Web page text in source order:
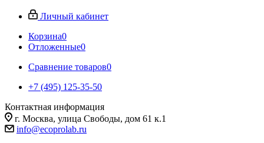
Личный кабинет
Корзина0
Отложенные0
Сравнение товаров0
+7 (495) 125-35-50
Контактная информация
г. Москва, улица Свободы, дом 61 к.1
info@ecoprolab.ru